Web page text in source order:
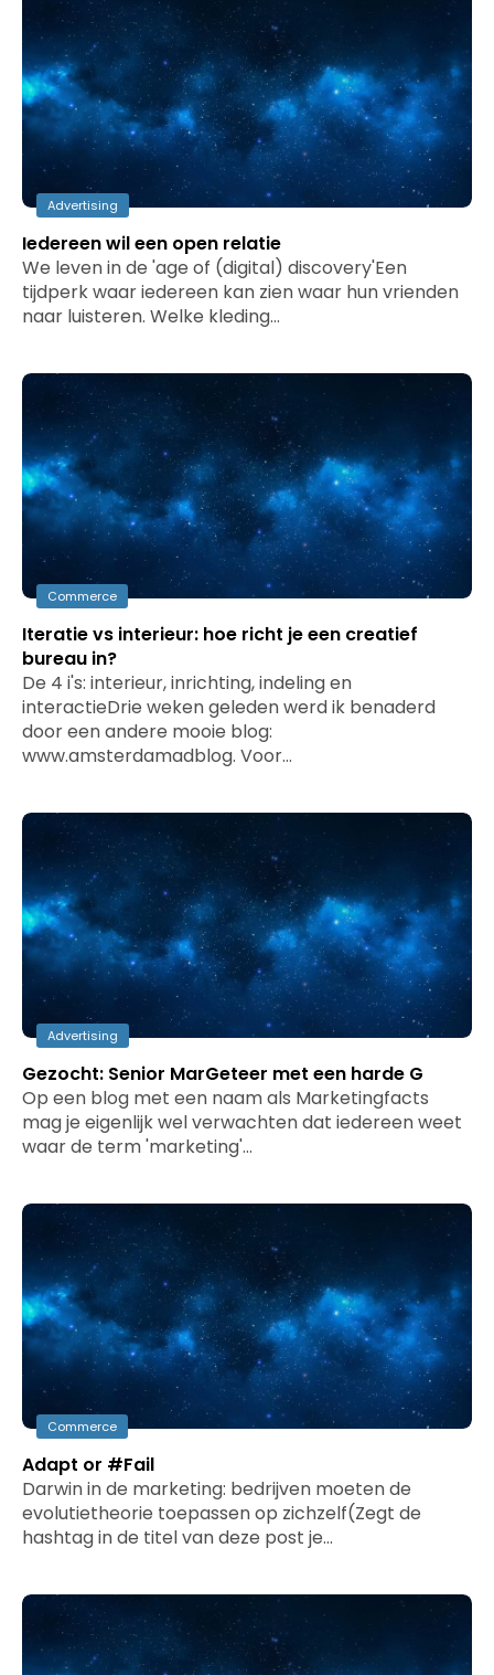
Advertising
Iedereen wil een open relatie
We leven in de 'age of (digital) discovery'Een
tijdperk waar iedereen kan zien waar hun vrienden
naar luisteren. Welke kleding…
Commerce
Iteratie vs interieur: hoe richt je een creatief
bureau in?
De 4 i's: interieur, inrichting, indeling en
interactieDrie weken geleden werd ik benaderd
door een andere mooie blog:
www.amsterdamadblog. Voor…
Advertising
Gezocht: Senior MarGeteer met een harde G
Op een blog met een naam als Marketingfacts
mag je eigenlijk wel verwachten dat iedereen weet
waar de term 'marketing'…
Commerce
Adapt or #Fail
Darwin in de marketing: bedrijven moeten de
evolutietheorie toepassen op zichzelf(Zegt de
hashtag in de titel van deze post je…